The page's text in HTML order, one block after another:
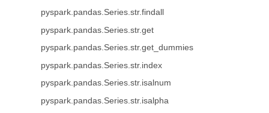
pyspark.pandas.Series.str.findall
pyspark.pandas.Series.str.get
pyspark.pandas.Series.str.get_dummies
pyspark.pandas.Series.str.index
pyspark.pandas.Series.str.isalnum
pyspark.pandas.Series.str.isalpha